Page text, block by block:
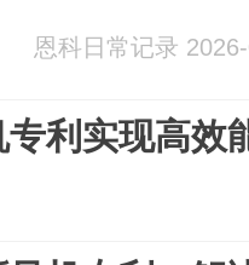
恩科日常记录
利实现高效